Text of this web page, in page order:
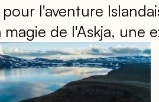
l'aventure
de l'Askja, une